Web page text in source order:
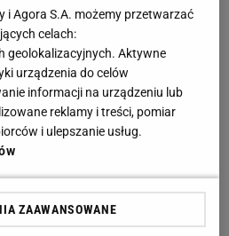
Podolskiego
Hiszpański
się po Realu Madryt
stwierdzenie, że
kompromitacją. Wynik
przynosi, ale aż do
i Agora S.A. możemy przetwarzać
celach:
geolokalizacyjnych. Aktywne
urządzenia do celów
informacji na urządzeniu lub
reklamy i treści, pomiar
i ulepszanie usług.
ZAAWANSOWANE